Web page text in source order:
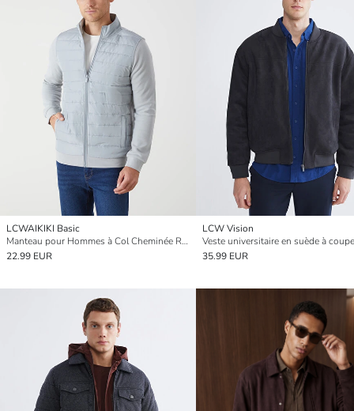
LCWAIKIKI Basic
Manteau pour Hommes à Col Cheminée Régulier
22.99 EUR
LCW Vision
35.99 EUR